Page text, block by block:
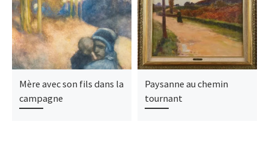
Mère avec son fils dans la
campagne
Paysanne au chemin
tournant